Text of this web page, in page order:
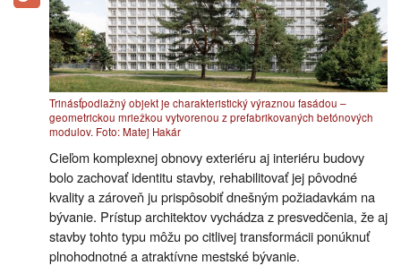
Trinásťpodlažný objekt je charakteristický výraznou fasádou –
geometrickou mriežkou vytvorenou z prefabrikovaných betónových
modulov. Foto: Matej Hakár
Cieľom komplexnej obnovy exteriéru aj interiéru budovy
bolo zachovať identitu stavby, rehabilitovať jej pôvodné
kvality a zároveň ju prispôsobiť dnešným požiadavkám na
bývanie. Prístup architektov vychádza z presvedčenia, že aj
stavby tohto typu môžu po citlivej transformácii ponúknuť
plnohodnotné a atraktívne mestské bývanie.